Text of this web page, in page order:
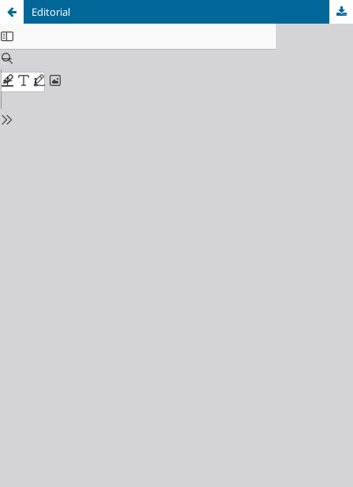
Editorial